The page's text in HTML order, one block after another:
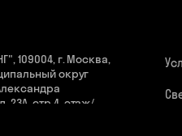
109004, г. Москва,
округ
23А, стр.4, этаж/